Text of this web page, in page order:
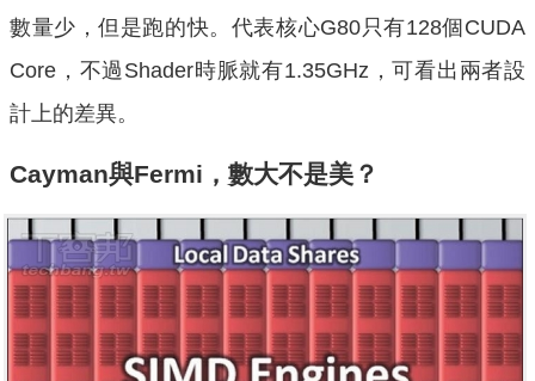
數量少，但是跑的快。代表核心G80只有128個CUDA
Core，不過Shader時脈就有1.35GHz，可看出兩者設
計上的差異。
Cayman與Fermi，數大不是美？